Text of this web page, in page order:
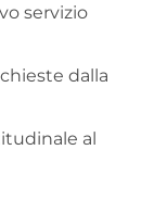
servizio
dalla
al